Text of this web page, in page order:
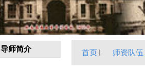
导师简介 首页 师资队伍